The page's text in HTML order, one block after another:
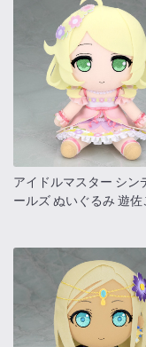
アイドルマスター シン
ールズ ぬいぐるみ 遊佐